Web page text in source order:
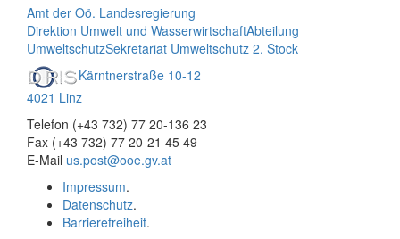
Amt der Oö. Landesregierung
Direktion Umwelt und WasserwirtschaftAbteilung
UmweltschutzSekretariat Umweltschutz 2. Stock
Kärntnerstraße 10-12
4021 Linz
Telefon (+43 732) 77 20-136 23
Fax (+43 732) 77 20-21 45 49
E-Mail us.post@ooe.gv.at
Impressum.
Datenschutz.
Barrierefreiheit.